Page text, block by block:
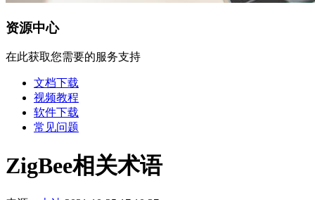
资源中心
在此获取您需要的服务支持
文档下载
视频教程
软件下载
常见问题
ZigBee相关术语